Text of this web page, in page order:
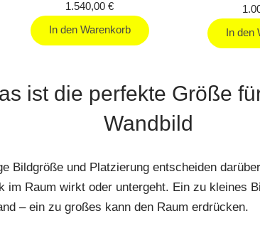
1.540,00€
In den Warenkorb In den
ist die perfekte Größe
Wandbild
Bildgröße und Platzierung entscheiden
im Raum wirkt oder untergeht. Ein zu kleines
– ein zu großes kann den Raum erdrücken.